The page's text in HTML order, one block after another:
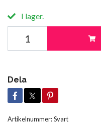
I lager.
Dela
Artikelnummer:Svart